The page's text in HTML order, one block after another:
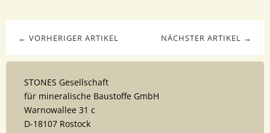
NÄCHSTER ARTIKEL →
← VORHERIGER ARTIKEL
STONES Gesellschaft
für mineralische Baustoffe GmbH
Warnowallee 31 c
D-18107 Rostock